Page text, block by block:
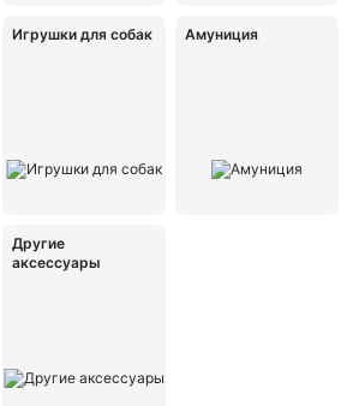
Игрушки для собак Амуниция
Другие
аксессуары